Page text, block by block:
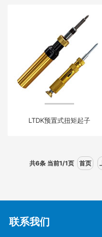
LTDK预置式扭矩起子
共6条 当前1/1页 首页
联系我们